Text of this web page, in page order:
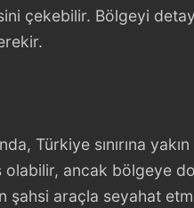
çekebilir. Bölgeyi
Türkiye sınırına
olabilir, ancak bölgeye
şahsi araçla seyahat